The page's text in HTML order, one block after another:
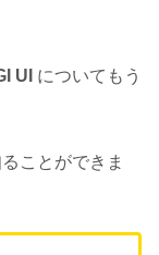
UI についてもう
ことができま